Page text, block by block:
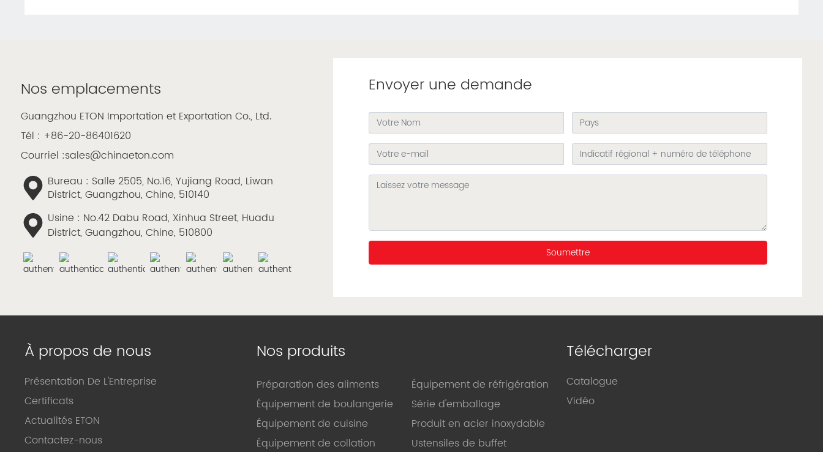
Nos emplacements
Guangzhou ETON Importation et Exportation Co., Ltd.
Tél : +86-20-86401620
Courriel :sales@chinaeton.com
Bureau : Salle 2505, No.16, Yujiang Road, Liwan
District, Guangzhou, Chine, 510140
Usine : No.42 Dabu Road, Xinhua Street, Huadu
District, Guangzhou, Chine, 510800
Envoyer une demande
Soumettre
À propos de nous
Présentation De L'Entreprise
Certificats
Actualités ETON
Contactez-nous
Nos produits
Préparation des aliments
Équipement de boulangerie
Équipement de cuisine
Équipement de collation
Équipement de réfrigération
Série d'emballage
Produit en acier inoxydable
Ustensiles de buffet
Télécharger
Catalogue
Vidéo